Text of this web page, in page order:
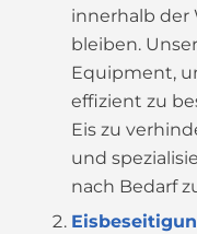
innerhalb der
bleiben.
Equipment,
effizient zu
Eis zu
und
nach Bedarf